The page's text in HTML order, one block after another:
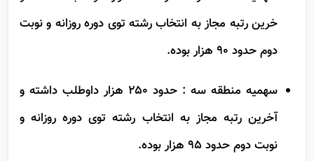
سهمیه منطقه دو : حدود 220 هزار داوطلب آداشته و
خرین رتبه مجاز به انتخاب رشته توی دوره روزانه و نوبت
سهمیه منطقه سه : حدود 250 هزار داوطلب داشته و
آخرین رتبه مجاز به انتخاب رشته توی دوره روزانه و